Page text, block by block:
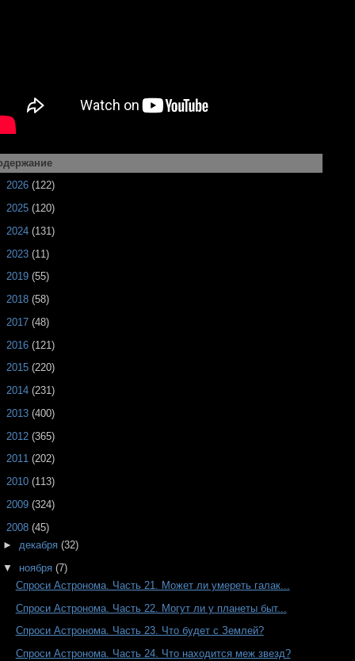
2026(122)
2025(120)
2024(131)
2023(11)
2019(55)
2018(58)
2017(48)
2016(121)
2015(220)
2014(231)
2013(400)
2012(365)
2011(202)
2010(113)
2009(324)
2008(45)
► декабря (32)
▼ ноября (7)
Спроси Астронома. Часть 21. Может ли умереть галак...
Спроси Астронома. Часть 22. Могут ли у планеты быт...
Спроси Астронома. Часть 23. Что будет с Землей?
Спроси Астронома. Часть 24. Что находится меж звезд?